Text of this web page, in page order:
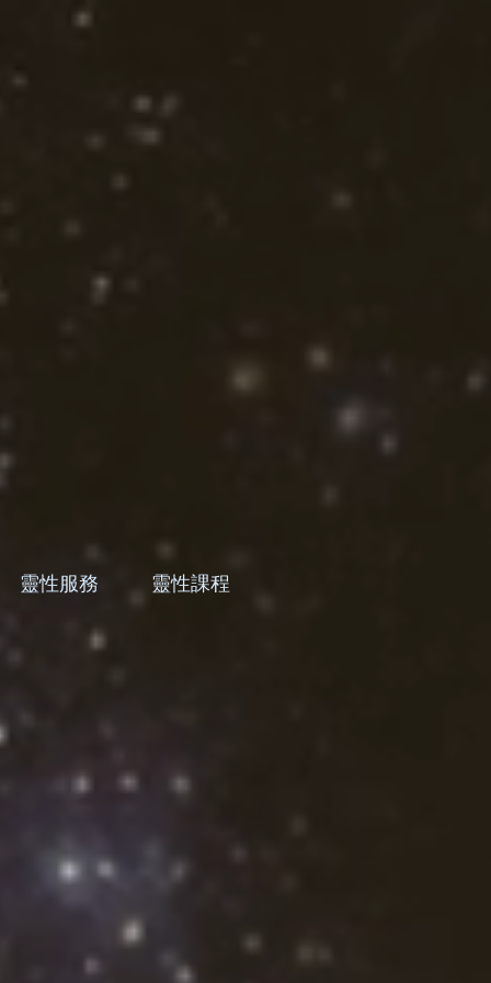
靈性服務 靈性課程